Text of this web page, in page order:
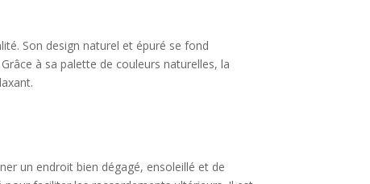
Son design naturel et épuré se fond
à sa palette de couleurs naturelles, la
un endroit bien dégagé, ensoleillé et de